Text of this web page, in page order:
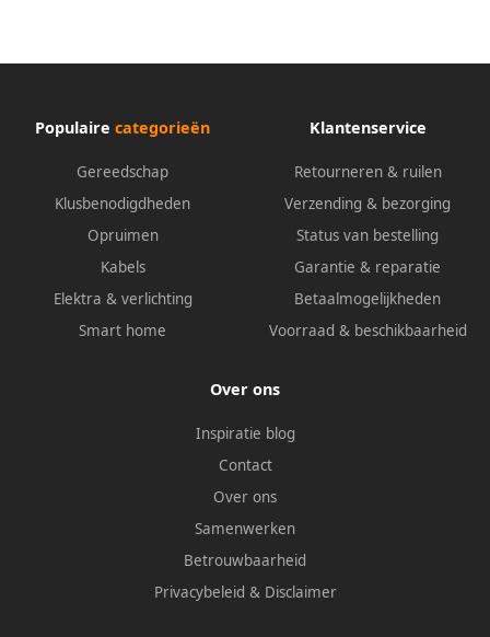
Populaire categorieën
Gereedschap
Klusbenodigdheden
Opruimen
Kabels
Elektra & verlichting
Smart home
Klantenservice
Retourneren & ruilen
Verzending & bezorging
Status van bestelling
Garantie & reparatie
Betaalmogelijkheden
Voorraad & beschikbaarheid
Over ons
Inspiratie blog
Contact
Over ons
Samenwerken
Betrouwbaarheid
Privacybeleid & Disclaimer